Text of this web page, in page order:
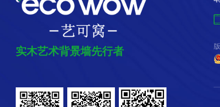
实木艺术背景墙先行者